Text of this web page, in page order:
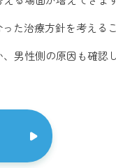
た治療方針を考える
男性側の原因も確認